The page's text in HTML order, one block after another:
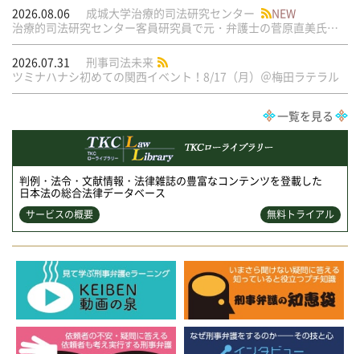
2026.08.06 成城大学治療的司法研究センター
NEW
治療的司法研究センター客員研究員で元・弁護士の菅原直美氏の論文が公刊されました
2026.07.31
刑事司法未来
ツミナハナシ初めての関西イベント！8/17（月）＠梅田ラテラル
一覧を見る
判例・法令・文献情報・法律雑誌の豊富なコンテンツを登載した
日本法の総合法律データベース
サービスの概要 無料トライアル